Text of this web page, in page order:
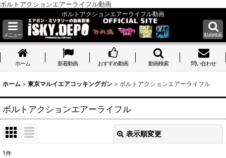
ボルトアクションエアーライフル動画
ボルトアクションエアーライフル動画
メニュー ホーム
動画検索
ホーム 新着動画 おすすめ動画 動画検索 問い合わせ
ホーム > 東京マルイエアコッキングガン > ボルトアクションエアーライフル
ボルトアクションエアーライフル
表示順変更
1件